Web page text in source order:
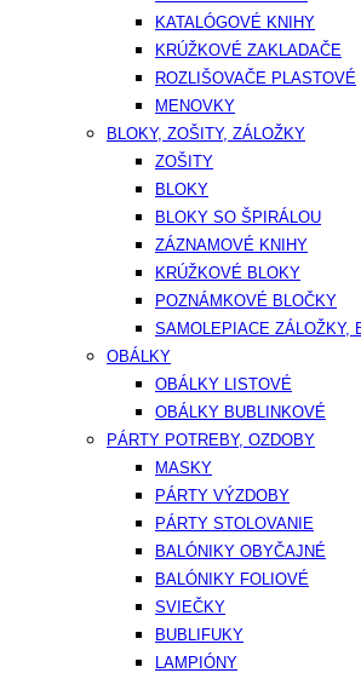
KATALÓGOVÉ KNIHY
KRÚŽKOVÉ ZAKLADAČE
ROZLIŠOVAČE PLASTOVÉ
MENOVKY
BLOKY, ZOŠITY, ZÁLOŽKY
ZOŠITY
BLOKY
BLOKY SO ŠPIRÁLOU
ZÁZNAMOVÉ KNIHY
KRÚŽKOVÉ BLOKY
POZNÁMKOVÉ BLOČKY
SAMOLEPIACE ZÁLOŽKY,
OBÁLKY
OBÁLKY LISTOVÉ
OBÁLKY BUBLINKOVÉ
PÁRTY POTREBY, OZDOBY
MASKY
PÁRTY VÝZDOBY
PÁRTY STOLOVANIE
BALÓNIKY OBYČAJNÉ
BALÓNIKY FOLIOVÉ
SVIEČKY
BUBLIFUKY
LAMPIÓNY